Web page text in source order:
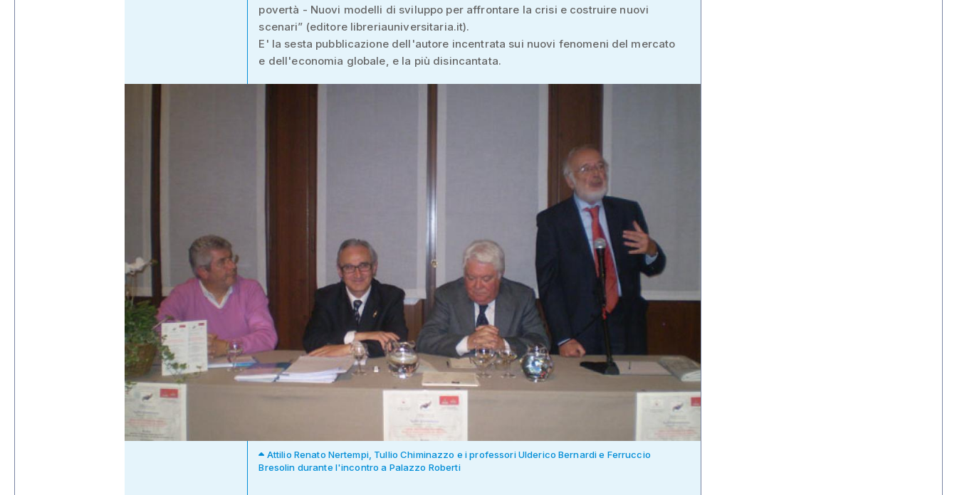
povertà - Nuovi modelli di sviluppo per affrontare la crisi e costruire nuovi
scenari” (editore libreriauniversitaria.it).
E' la sesta pubblicazione dell'autore incentrata sui nuovi fenomeni del mercato
e dell'economia globale, e la più disincantata.
Attilio Renato Nertempi, Tullio Chiminazzo e i professori Ulderico Bernardi e Ferruccio
Bresolin durante l'incontro a Palazzo Roberti